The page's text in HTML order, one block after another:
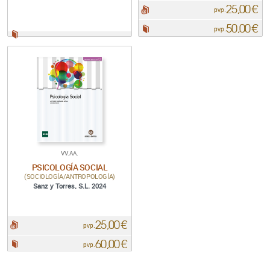
pvp.25,00 €
pvp.50,00 €
VV.AA.
PSICOLOGÍA SOCIAL
(SOCIOLOGÍA/ANTROPOLOGÍA)
Sanz y Torres, S.L. 2024
pvp. 25,00 €
pvp.60,00 €